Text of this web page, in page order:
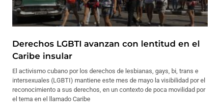
Derechos LGBTI avanzan con lentitud en el
Caribe insular
El activismo cubano por los derechos de lesbianas, gays, bi, trans e
intersexuales (LGBTI) mantiene este mes de mayo la visibilidad por el
reconocimiento a sus derechos, en un contexto de poca movilidad por
el tema en el llamado Caribe